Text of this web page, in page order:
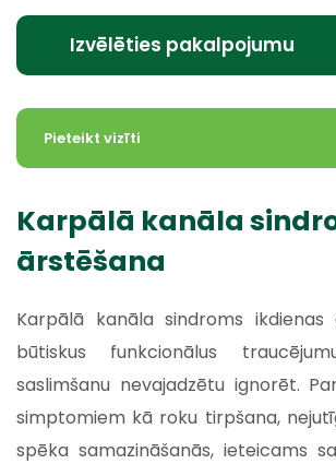
Izvēlēties pakalpojumu
Karpālā kanāla
ārstēšana
Karpālā kanāla sindroms
būtiskus funkcionālus
saslimšanu nevajadzētu ignorēt.
simptomiem kā roku tirpšana,
spēka samazināšanās, ieteicams
Pieteikt vizīti